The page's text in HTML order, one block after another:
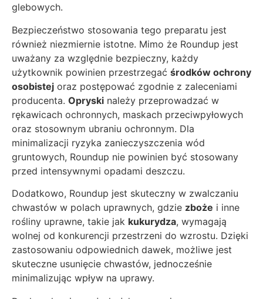
glebowych.
Bezpieczeństwo stosowania tego preparatu jest
również niezmiernie istotne. Mimo że Roundup jest
uważany za względnie bezpieczny, każdy
użytkownik powinien przestrzegać środków ochrony
osobistej oraz postępować zgodnie z zaleceniami
producenta. Opryski należy przeprowadzać w
rękawicach ochronnych, maskach przeciwpyłowych
oraz stosownym ubraniu ochronnym. Dla
minimalizacji ryzyka zanieczyszczenia wód
gruntowych, Roundup nie powinien być stosowany
przed intensywnymi opadami deszczu.
Dodatkowo, Roundup jest skuteczny w zwalczaniu
chwastów w polach uprawnych, gdzie zboże i inne
rośliny uprawne, takie jak kukurydza, wymagają
wolnej od konkurencji przestrzeni do wzrostu. Dzięki
zastosowaniu odpowiednich dawek, możliwe jest
skuteczne usunięcie chwastów, jednocześnie
minimalizując wpływ na uprawy.